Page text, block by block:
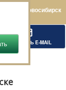
Новосибирск
НАПИСАТЬ E-MAIL